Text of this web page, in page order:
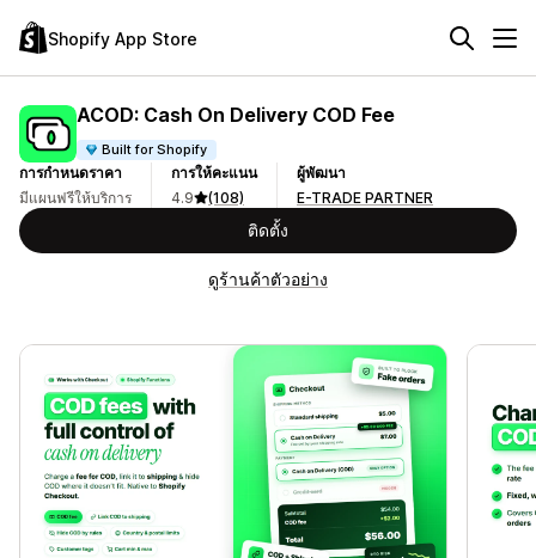
Shopify App Store
ACOD: Cash On Delivery COD Fee
Built for Shopify
การกำหนดราคา
มีแผนฟรีให้บริการ
การให้คะแนน
4.9
(108)
ผู้พัฒนา
E-TRADE PARTNER
ติดตั้ง
ดูร้านค้าตัวอย่าง